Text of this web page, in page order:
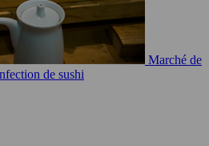
Marché de
de sushi